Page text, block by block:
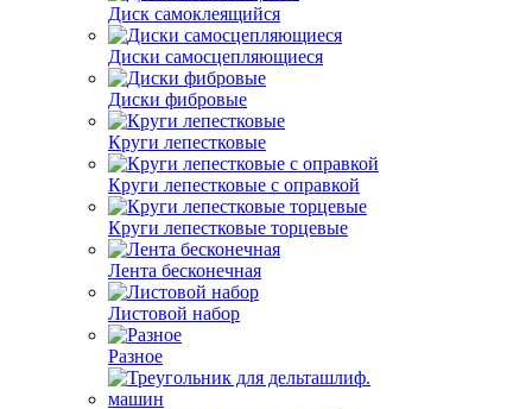
Диск самоклеящийся
Диски самосцепляющиеся
Диски фибровые
Круги лепестковые
Круги лепестковые с оправкой
Круги лепестковые торцевые
Лента бесконечная
Листовой набор
Разное